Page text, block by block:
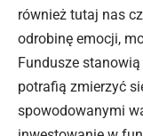
również tutaj nas
odrobinę emocji,
Fundusze
potrafią zmierzyć
spowodowanymi